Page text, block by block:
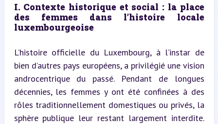
I. Contexte historique et social : la place
des femmes dans l’histoire locale
luxembourgeoise
L’histoire officielle du Luxembourg, à l’instar de
bien d’autres pays européens, a privilégié une vision
androcentrique du passé. Pendant de longues
décennies, les femmes y ont été confinées à des
rôles traditionnellement domestiques ou privés, la
sphère publique leur restant largement interdite.